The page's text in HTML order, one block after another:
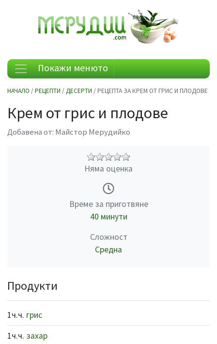
Покажи менюто
НАЧАЛО /РЕЦЕПТИ /ДЕСЕРТИ / РЕЦЕПТА ЗА КРЕМ ОТ ГРИС И ПЛОДОВЕ
Крем от грис и плодове
Добавена от: Майстор Мерудийко
Няма оценка
Време за приготвяне
40 минути
Сложност
Средна
Продукти
1ч.ч. грис
1ч.ч. захар